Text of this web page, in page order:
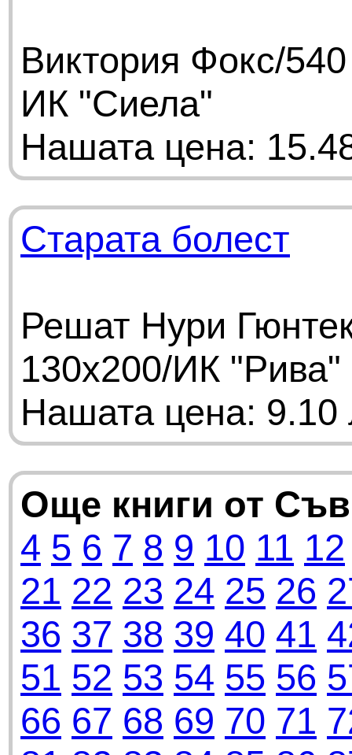
Виктория Фокс/
ИК "Сиела"
Нашата цена:
Старата болест
Решат Нури
130х200/ИК "Рива"
Нашата цена: 9.10
Още книги от
4 5 6 7 8 9 10 11 12
21 22 23 24 25 26
36 37 38 39 40 41
51 52 53 54 55 56
66 67 68 69 70 71